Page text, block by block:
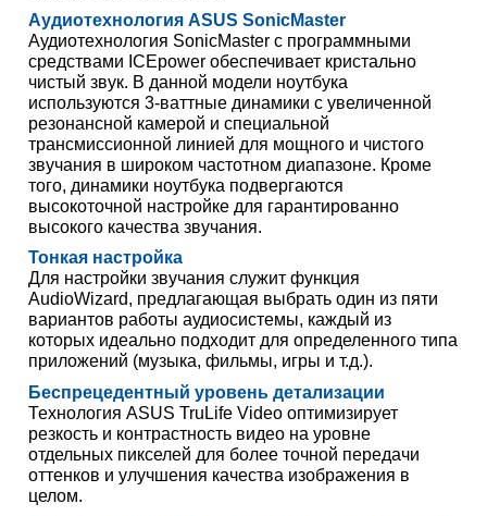
Аудиотехнология ASUS SonicMaster
Аудиотехнология SonicMaster с программными
средствами ICEpower обеспечивает кристально
чистый звук. В данной модели ноутбука
используются 3-ваттные динамики с увеличенной
резонансной камерой и специальной
трансмиссионной линией для мощного и чистого
звучания в широком частотном диапазоне. Кроме
того, динамики ноутбука подвергаются
высокоточной настройке для гарантированно
высокого качества звучания.
Тонкая настройка
Для настройки звучания служит функция
AudioWizard, предлагающая выбрать один из пяти
вариантов работы аудиосистемы, каждый из
которых идеально подходит для определенного типа
приложений (музыка, фильмы, игры и т.д.).
Беспрецедентный уровень детализации
Технология ASUS TruLife Video оптимизирует
резкость и контрастность видео на уровне
отдельных пикселей для более точной передачи
оттенков и улучшения качества изображения в
целом.